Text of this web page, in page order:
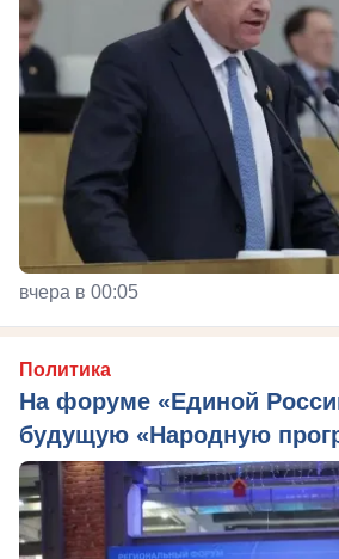
вчера в 00:05
Политика
На форуме «Единой
будущую «Народную